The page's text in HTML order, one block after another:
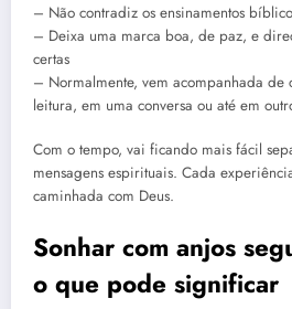
– Não contradiz os ensinamentos
– Deixa uma marca boa, de paz, e
certas
– Normalmente, vem acompanhada de
leitura, em uma conversa ou até em
Com o tempo, vai ficando mais fácil
mensagens espirituais. Cada
caminhada com Deus.
Sonhar com anjos
o que pode significar